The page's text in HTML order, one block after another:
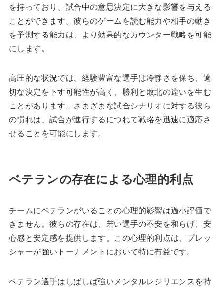
を持っており、試合中の意思決定に大きな影響を与える
ことができます。彼らのゲームを読む能力や相手の動き
を予測する能力は、より効果的なカウンター戦略を可能
にします。
高圧的な状況では、経験豊富な選手は冷静さを保ち、適
切な決定を下す可能性が高く、勝利と敗北の違いを生む
ことがあります。さまざまな試合シナリオに対する彼ら
の慣れは、試合が進行するにつれて戦略を迅速に適応さ
せることを可能にします。
ベテランの存在による心理的利点
チームにベテランがいることの心理的影響は過小評価で
きません。彼らの存在は、若い選手の不安を和らげ、安
心感と安定感を提供します。この心理的利点は、プレッ
シャーが強いトーナメントにおいて特に有益です。
ベテラン選手はしばしば強いメンタルレジリエンスを持